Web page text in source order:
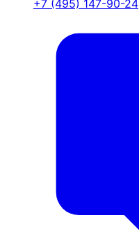
+7 (495) 147-90-24